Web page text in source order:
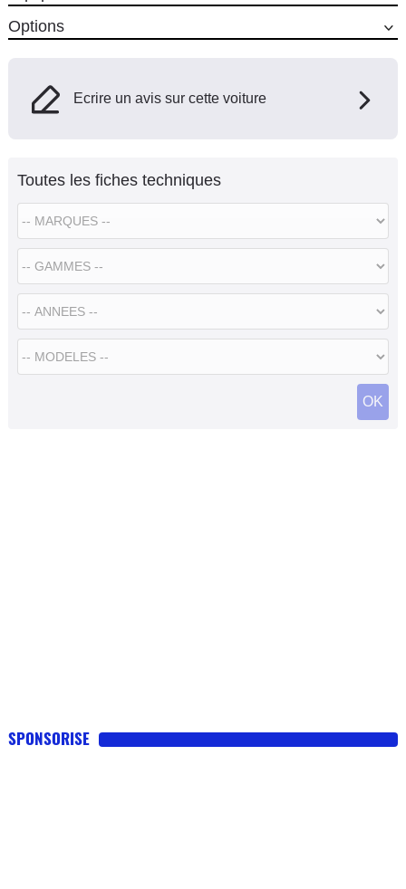
Options
Ecrire un avis sur cette voiture
Toutes les fiches techniques
SPONSORISE